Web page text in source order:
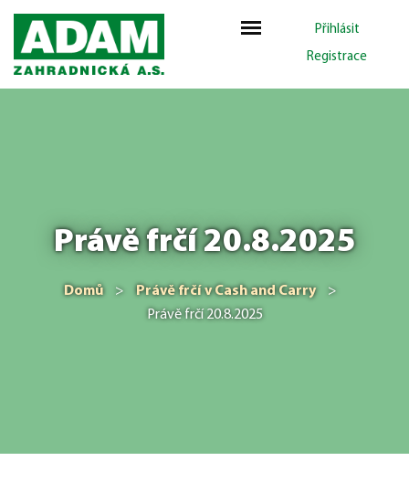
Přihlásit
Registrace
Právě frčí 20.8.2025
Domů > Právě frčí v Cash and Carry
>
Právě frčí 20.8.2025